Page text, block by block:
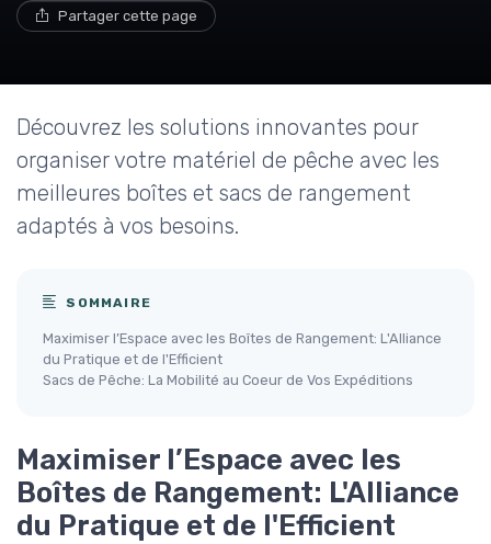
Partager cette page
Découvrez les solutions innovantes pour
organiser votre matériel de pêche avec les
meilleures boîtes et sacs de rangement
adaptés à vos besoins.
SOMMAIRE
Maximiser l’Espace avec les Boîtes de Rangement: L'Alliance
du Pratique et de l'Efficient
Sacs de Pêche: La Mobilité au Coeur de Vos Expéditions
Maximiser l’Espace avec les
Boîtes de Rangement: L'Alliance
du Pratique et de l'Efficient